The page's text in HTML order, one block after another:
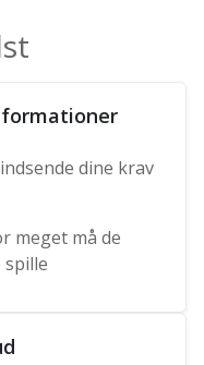
dine krav
meget må de
spille